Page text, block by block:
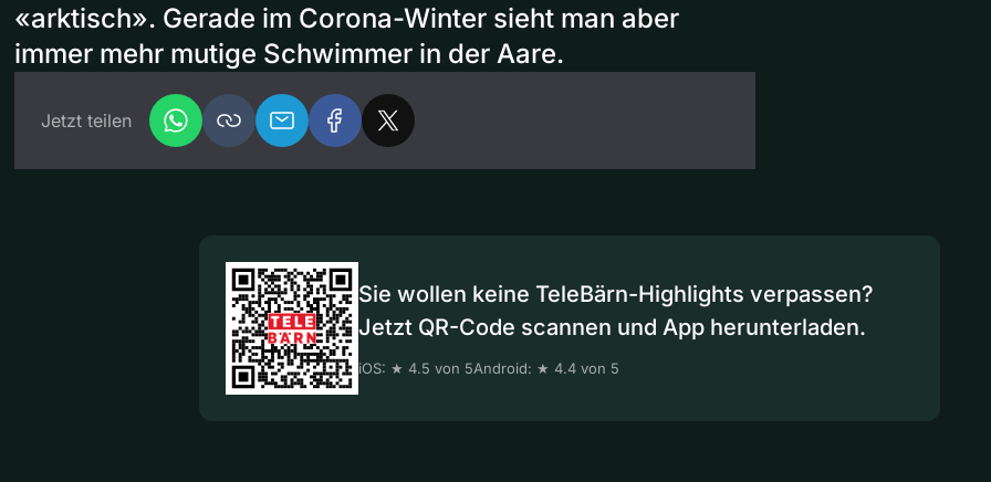
«arktisch». Gerade im Corona-Winter sieht man aber
immer mehr mutige Schwimmer in der Aare.
Jetzt teilen
Sie wollen keine TeleBärn-Highlights verpassen?
Jetzt QR-Code scannen und App herunterladen.
iOS: ★ 4.5 von 5Android: ★ 4.4 von 5